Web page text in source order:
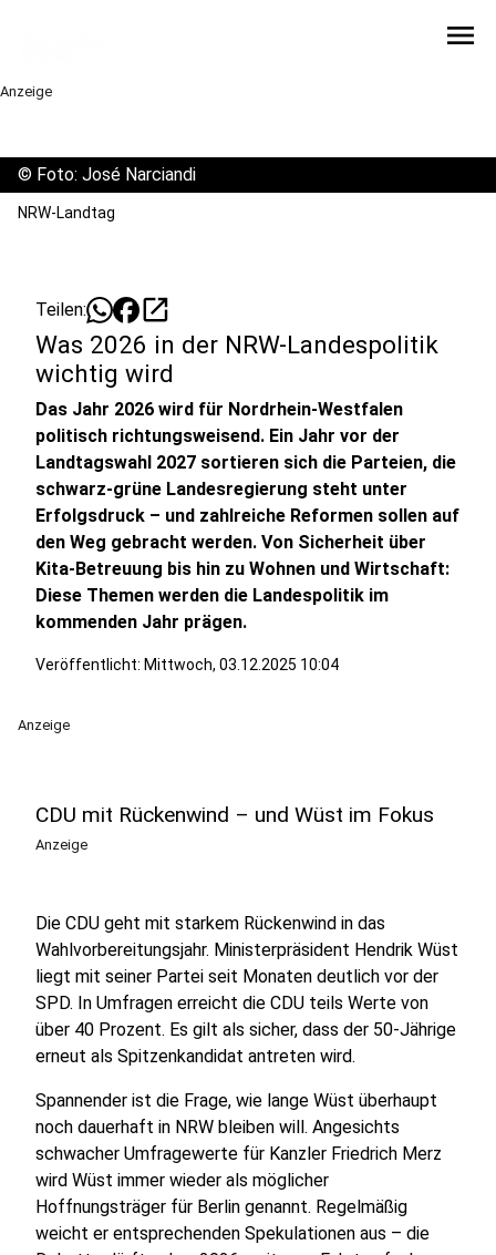
menu
Anzeige
© Foto: José Narciandi
NRW-Landtag
Teilen: open_in_new
Was 2026 in der NRW-Landespolitik
wichtig wird
Das Jahr 2026 wird für Nordrhein-Westfalen
politisch richtungsweisend. Ein Jahr vor der
Landtagswahl 2027 sortieren sich die Parteien, die
schwarz-grüne Landesregierung steht unter
Erfolgsdruck – und zahlreiche Reformen sollen auf
den Weg gebracht werden. Von Sicherheit über
Kita-Betreuung bis hin zu Wohnen und Wirtschaft:
Diese Themen werden die Landespolitik im
kommenden Jahr prägen.
Veröffentlicht: Mittwoch, 03.12.2025 10:04
Anzeige
CDU mit Rückenwind – und Wüst im Fokus
Anzeige
Die CDU geht mit starkem Rückenwind in das
Wahlvorbereitungsjahr. Ministerpräsident Hendrik Wüst
liegt mit seiner Partei seit Monaten deutlich vor der
SPD. In Umfragen erreicht die CDU teils Werte von
über 40 Prozent. Es gilt als sicher, dass der 50-Jährige
erneut als Spitzenkandidat antreten wird.
Spannender ist die Frage, wie lange Wüst überhaupt
noch dauerhaft in NRW bleiben will. Angesichts
schwacher Umfragewerte für Kanzler Friedrich Merz
wird Wüst immer wieder als möglicher
Hoffnungsträger für Berlin genannt. Regelmäßig
weicht er entsprechenden Spekulationen aus – die